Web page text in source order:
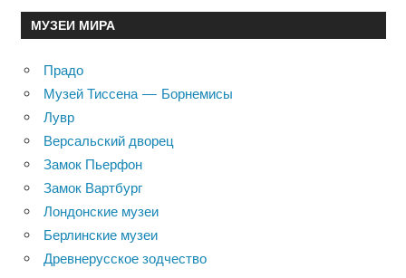
МУЗЕИ МИРА
Прадо
Музей Тиссена — Борнемисы
Лувр
Версальский дворец
Замок Пьерфон
Замок Вартбург
Лондонские музеи
Берлинские музеи
Древнерусское зодчество